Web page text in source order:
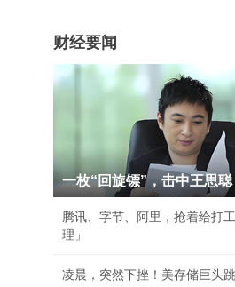
财经要闻
一枚“回旋镖”，击中王思聪
腾讯、字节、阿里，抢着给打
理」
凌晨，突然下挫！美存储巨头